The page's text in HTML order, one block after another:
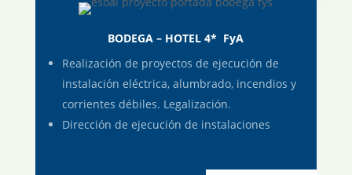
BODEGA – HOTEL 4* FyA
Realización de proyectos de ejecución de
instalación eléctrica, alumbrado, incendios y
corrientes débiles. Legalización.
Dirección de ejecución de instalaciones